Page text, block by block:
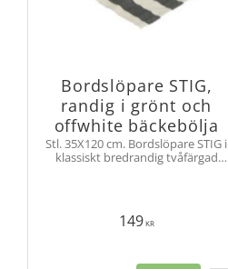
Bordslöpare STIG,
randig i grönt och
offwhite bäckebölja
Stl. 35X120 cm. Bordslöpare STIG i
klassiskt bredrandig tvåfärgad
149KR